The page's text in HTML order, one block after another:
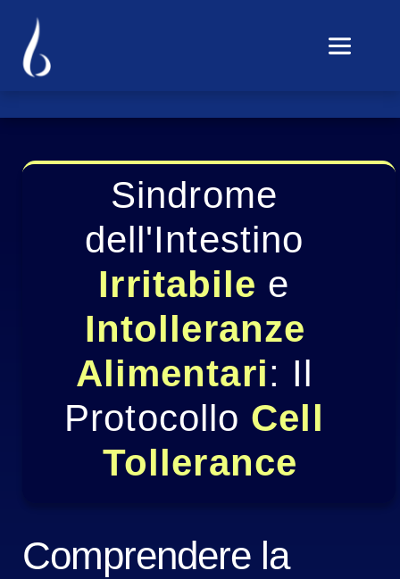
Sindrome
Irritabile
Intolleranze
Alimentari: Il
Protocollo Cell
Tollerance
Comprendere la